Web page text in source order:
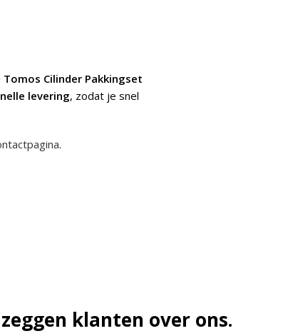
Tomos Cilinder Pakkingset
levering, zodat je snel
.
klanten over ons.